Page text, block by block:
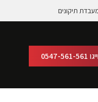
תיקונים
0547-561-561